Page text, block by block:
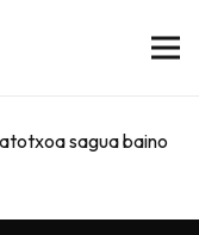
sagua baino